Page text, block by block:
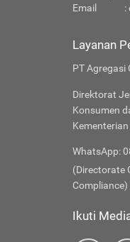
Email
:
Layanan
PT Agregasi
Direktorat
Konsumen
WhatsApp:
(Directorate
Compliance)
Ikuti